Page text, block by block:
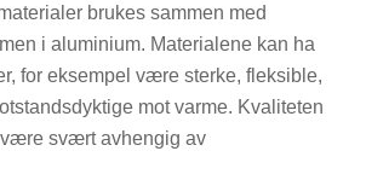
brukes sammen med
i aluminium. Materialene kan ha
for eksempel være sterke, fleksible,
mot varme. Kvaliteten
svært avhengig av